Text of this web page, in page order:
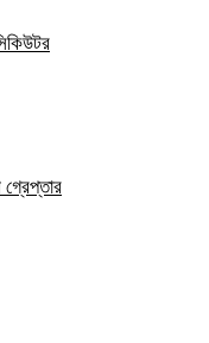
গ্রেপ্তার